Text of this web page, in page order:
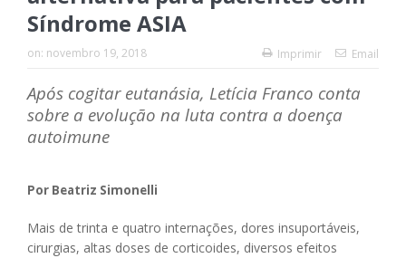
Síndrome ASIA
on: novembro 19, 2018 Imprimir Email
Após cogitar eutanásia, Letícia Franco conta
sobre a evolução na luta contra a doença
autoimune
Por Beatriz Simonelli
Mais de trinta e quatro internações, dores insuportáveis,
cirurgias, altas doses de corticoides, diversos efeitos